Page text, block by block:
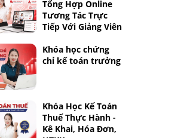
Tổng Hợp Online
Tương Tác Trực
Tiếp Với Giảng Viên
Khóa học chứng
chỉ kế toán trưởng
Khóa Học Kế Toán
Thuế Thực Hành -
Kê Khai, Hóa Đơn,